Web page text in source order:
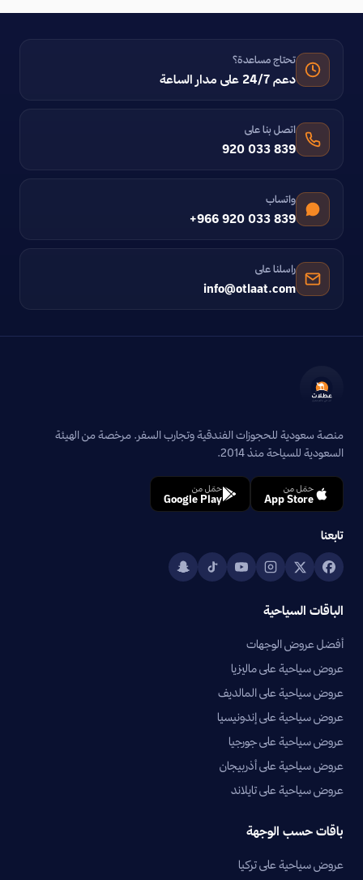
تحتاج مساعدة؟
دعم 24/7 على مدار الساعة
اتصل بنا على
920 033 839
واتساب
+966 920 033 839
راسلنا على
info@otlaat.com
منصة سعودية للحجوزات الفندقية وتجارب السفر. مرخصة من الهيئة
السعودية للسياحة منذ 2014.
حمّل من
App Store
حمّل من
Google Play
تابعنا
الباقات السياحية
أفضل عروض الوجهات
عروض سياحية على ماليزيا
عروض سياحية على المالديف
عروض سياحية على إندونيسيا
عروض سياحية على جورجيا
عروض سياحية على أذربيجان
عروض سياحية على تايلاند
باقات حسب الوجهة
عروض سياحية على تركيا